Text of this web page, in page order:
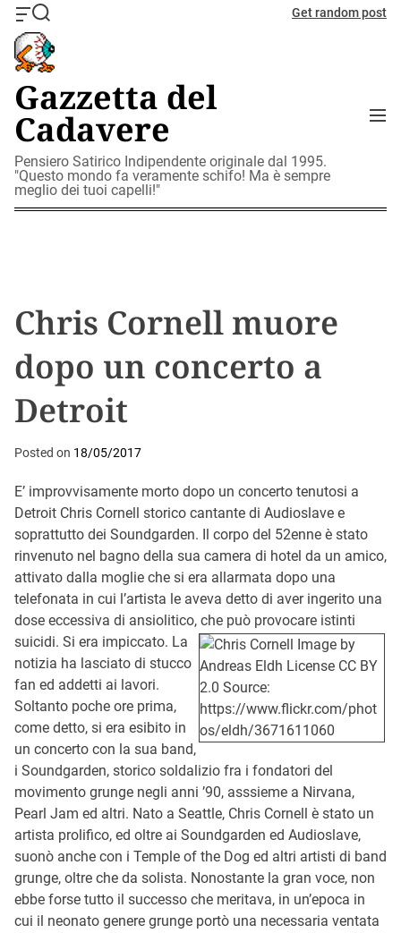
O
f
f
c
a
n
v
a
s
W
i
d
S
e
a
r
c
h
Get random post
Gazzetta del
Cadavere
Pensiero Satirico Indipendente originale dal 1995.
"Questo mondo fa veramente schifo! Ma è sempre
meglio dei tuoi capelli!"
M
Chris Cornell muore
dopo un concerto a
Detroit
Posted on 18/05/2017
E’ improvvisamente morto dopo un concerto tenutosi a
Detroit Chris Cornell storico cantante di Audioslave e
soprattutto dei Soundgarden. Il corpo del 52enne è stato
rinvenuto nel bagno della sua camera di hotel da un amico,
attivato dalla moglie che si era allarmata dopo una
telefonata in cui l’artista le aveva detto di aver ingerito una
dose eccessiva di ansiolitico, che può provocare istinti
suicidi. Si era impiccato. La
notizia ha lasciato di stucco
fan ed addetti ai lavori.
Soltanto poche ore prima,
come detto, si era esibito in
un concerto con la sua band,
i Soundgarden, storico soldalizio fra i fondatori del
movimento grunge negli anni ’90, asssieme a Nirvana,
Pearl Jam ed altri. Nato a Seattle, Chris Cornell è stato un
artista prolifico, ed oltre ai Soundgarden ed Audioslave,
suonò anche con i Temple of the Dog ed altri artisti di band
grunge, oltre che da solista. Nonostante la gran voce, non
ebbe forse tutto il successo che meritava, in un’epoca in
cui il neonato genere grunge portò una necessaria ventata